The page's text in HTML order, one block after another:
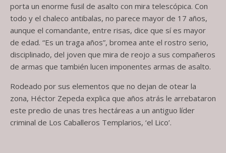
porta un enorme fusil de asalto con mira telescópica. Con
todo y el chaleco antibalas, no parece mayor de 17 años,
aunque el comandante, entre risas, dice que sí es mayor
de edad. “Es un traga años”, bromea ante el rostro serio,
disciplinado, del joven que mira de reojo a sus compañeros
de armas que también lucen imponentes armas de asalto.
Rodeado por sus elementos que no dejan de otear la
zona, Héctor Zepeda explica que años atrás le arrebataron
este predio de unas tres hectáreas a un antiguo líder
criminal de Los Caballeros Templarios, ‘el Lico’.